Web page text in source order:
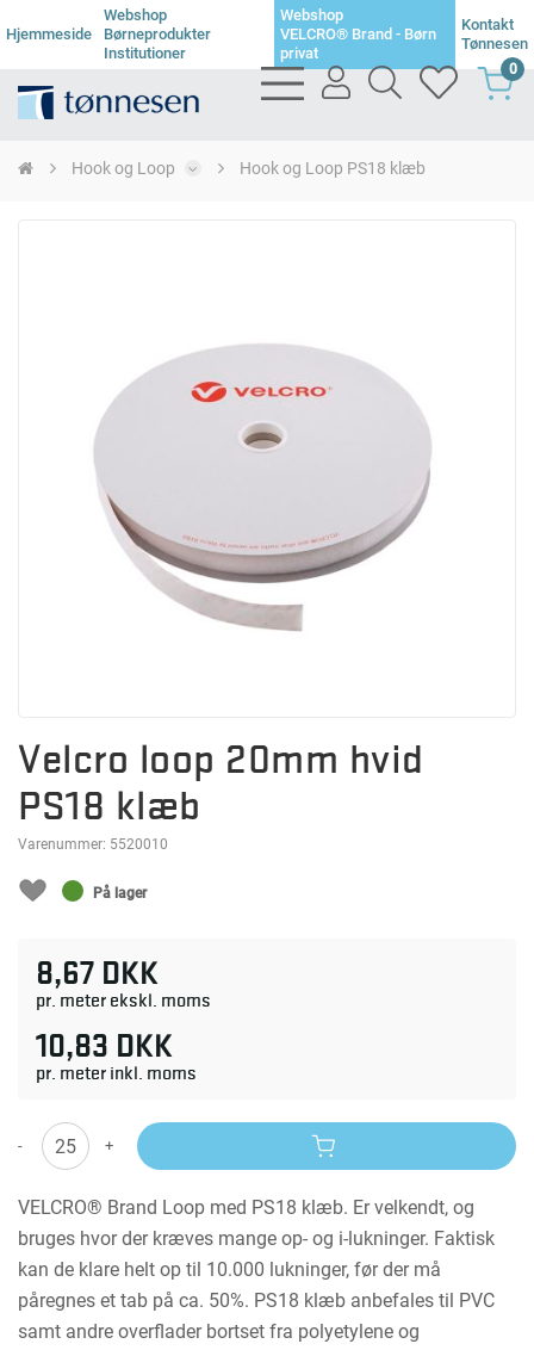
Hjemmeside
Webshop
Børneprodukter
Institutioner
Webshop
VELCRO® Brand - Børn
privat
Kontakt
Tønnesen
bars
light
user
searchheart 0
Hook og Loop Hook og Loop PS18 klæb
Velcro loop 20mm hvid
PS18 klæb
Varenummer: 5520010
På lager
8,67 DKK
pr. meter ekskl. moms
10,83 DKK
pr. meter inkl. moms
- +
VELCRO® Brand Loop med PS18 klæb. Er velkendt, og
bruges hvor der kræves mange op- og i-lukninger. Faktisk
kan de klare helt op til 10.000 lukninger, før der må
påregnes et tab på ca. 50%. PS18 klæb anbefales til PVC
samt andre overflader bortset fra polyetylene og